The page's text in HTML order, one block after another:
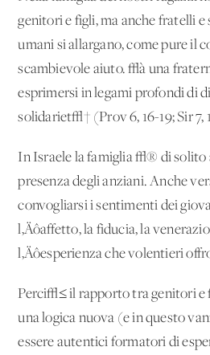
genitori e figli, ma anche fratelli
umani si allargano, come pure il
scambievole aiuto. √à una
esprimersi in legami profondi di
solidariet√† (Prov 6, 16-19; Sir 7,
In Israele la famiglia √® di solito
presenza degli anziani. Anche
convogliarsi i sentimenti dei
l‚Äôaffetto, la fiducia, la
l‚Äôesperienza che volentieri
Perci√≤ il rapporto tra genitori e
una logica nuova (e in questo
essere autentici formatori di